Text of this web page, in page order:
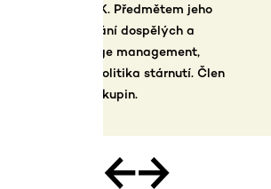
zátěžových
prostředích. Je
životním výhrám.
←→